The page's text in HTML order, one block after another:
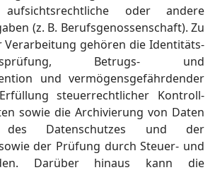
aufsichtsrechtliche oder andere
(z. B. Berufsgenossenschaft). Zu
Verarbeitung gehören die Identitäts-
Betrugs- und
und vermögensgefährdender
steuerrechtlicher Kontroll-
sowie die Archivierung von Daten
Datenschutzes und der
der Prüfung durch Steuer- und
Darüber hinaus kann die